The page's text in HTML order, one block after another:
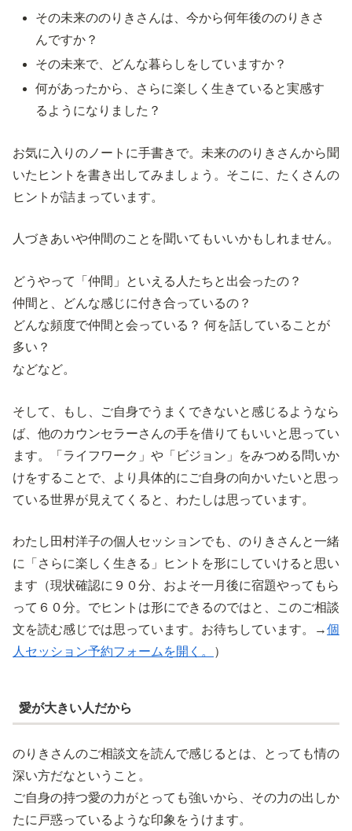
その未来ののりきさんは、今から何年後ののりきさ
んですか？
その未来で、どんな暮らしをしていますか？
何があったから、さらに楽しく生きていると実感す
るようになりました？
お気に入りのノートに手書きで。未来ののりきさんから聞
いたヒントを書き出してみましょう。そこに、たくさんの
ヒントが詰まっています。
人づきあいや仲間のことを聞いてもいいかもしれません。
どうやって「仲間」といえる人たちと出会ったの？
仲間と、どんな感じに付き合っているの？
どんな頻度で仲間と会っている？ 何を話していることが
多い？
などなど。
そして、もし、ご自身でうまくできないと感じるようなら
ば、他のカウンセラーさんの手を借りてもいいと思ってい
ます。「ライフワーク」や「ビジョン」をみつめる問いか
けをすることで、より具体的にご自身の向かいたいと思っ
ている世界が見えてくると、わたしは思っています。
わたし田村洋子の個人セッションでも、のりきさんと一緒
に「さらに楽しく生きる」ヒントを形にしていけると思い
ます（現状確認に９０分、およそ一月後に宿題やってもら
って６０分。でヒントは形にできるのではと、このご相談
文を読む感じでは思っています。お待ちしています。→個
人セッション予約フォームを開く。
）
愛が大きい人だから
のりきさんのご相談文を読んで感じるとは、とっても情の
深い方だなということ。
ご自身の持つ愛の力がとっても強いから、その力の出しか
たに戸惑っているような印象をうけます。